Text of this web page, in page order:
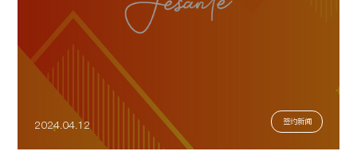
2024.04.12 签约新闻